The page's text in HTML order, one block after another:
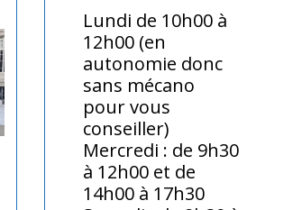
Lundi de 10h00 à
12h00 (en
autonomie donc
sans mécano
pour vous
conseiller)
Mercredi : de 9h30
à 12h00 et de
14h00 à 17h30